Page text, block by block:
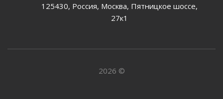
125430, Россия, Москва, Пятницкое шоссе,
27к1
2026 ©